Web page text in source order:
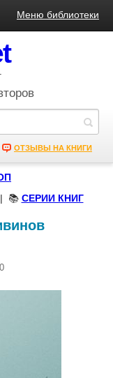
Меню библиотеки
ОТЗЫВЫ НА КНИГИ
| 📚 СЕРИИ КНИГ